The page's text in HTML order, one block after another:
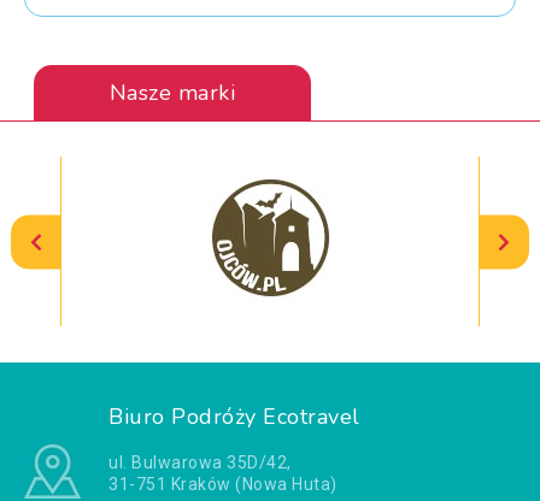
Nasze marki
Biuro Podróży Ecotravel
ul. Bulwarowa 35D/42,
31-751 Kraków (Nowa Huta)